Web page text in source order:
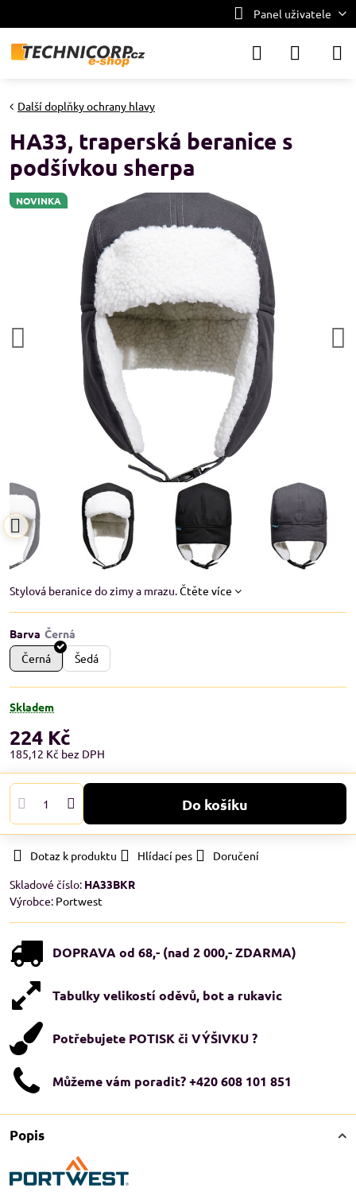
Panel uživatele
NOVINKA
Další doplňky ochrany hlavy
HA33, traperská beranice s
podšívkou sherpa
Stylová beranice do zimy a mrazu.Čtěte více
Barva
Černá
Šedá
Skladem
224 Kč
185,12 Kč bez DPH
Do košíku
Dotaz k produktu Hlídací pes
Doručení
Skladové číslo: HA33BKR
Výrobce: Portwest
DOPRAVA od 68,- (nad 2 000,- ZDARMA)
Tabulky velikostí oděvů, bot a rukavic
Potřebujete POTISK či VÝŠIVKU ?
Můžeme vám poradit? +420 608 101 851
Popis